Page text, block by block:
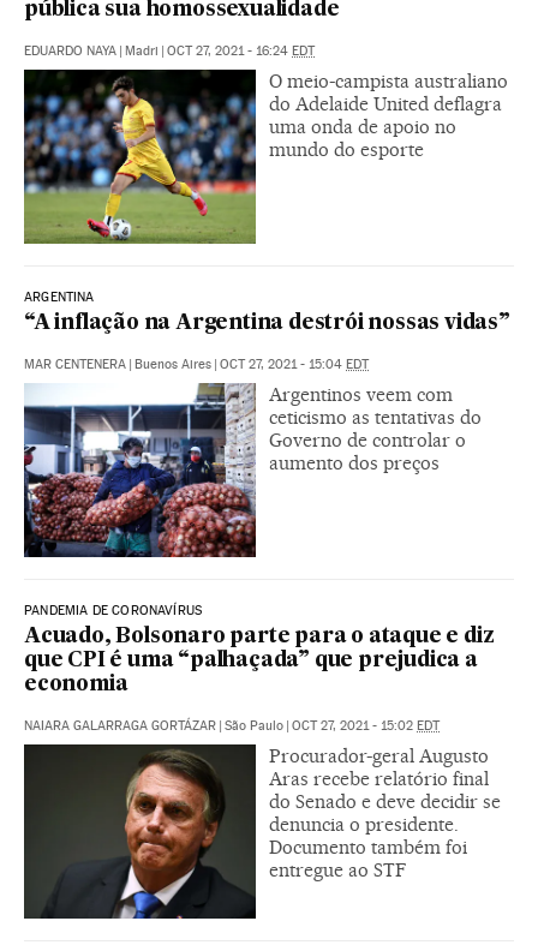
pública sua homossexualidade
EDUARDO NAYA Madri OCT 27, 2021 - 16:24 EDT
O meio-campista australiano
do Adelaide United deflagra
uma onda de apoio no
mundo do esporte
ARGENTINA
“A inflação na Argentina destrói nossas vidas”
MAR CENTENERA | Buenos Aires | OCT 27, 2021 - 15:04 EDT
Argentinos veem com
ceticismo as tentativas do
Governo de controlar o
aumento dos preços
PANDEMIA DE CORONAVÍRUS
Acuado, Bolsonaro parte para o ataque e diz
que CPI é uma “palhaçada” que prejudica a
economia
NAIARA GALARRAGA GORTÁZAR | São Paulo | OCT 27, 2021 - 15:02 EDT
Procurador-geral Augusto
Aras recebe relatório final
do Senado e deve decidir se
denuncia o presidente.
Documento também foi
entregue ao STF